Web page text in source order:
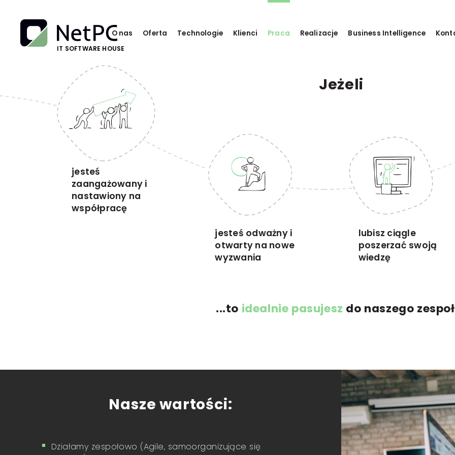
IT SOFTWARE HOUSE
O nas Oferta Technologie Klienci Praca Realizacje Business Intelligence
Jeżeli
jesteś
zaangażowany i
nastawiony na
współpracę
jesteś odważny i
otwarty na nowe
wyzwania
lubisz ciągle
poszerzać swoją
wiedzę
...to idealnie pasujesz do naszego
Nasze wartości:
Działamy zespołowo (Agile, samoorganizujące się